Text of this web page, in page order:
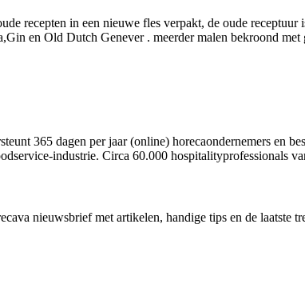
recepten in een nieuwe fles verpakt, de oude
en Old Dutch Genever . meerder malen bekroond
365 dagen per jaar (online) horecaondernemers en
industrie. Circa 60.000 hospitalityprofessionals
nieuwsbrief met artikelen, handige tips en de laatste